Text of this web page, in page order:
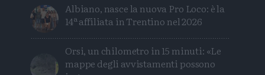
Albiano, nasce la nuova Pro Loco: è la
14ª affiliata in Trentino nel 2026
Orsi, un chilometro in 15 minuti: «Le
mappe degli avvistamenti possono